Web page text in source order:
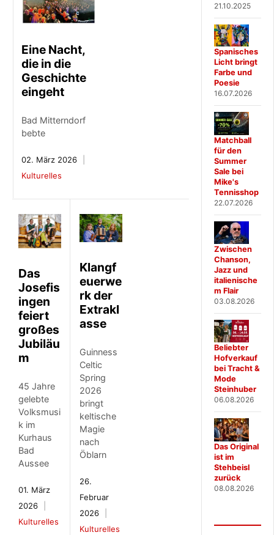
Eine Nacht,
die in die
Geschichte
eingeht
Bad Mitterndorf
bebte
02. März 2026
Kulturelles
Das
Josefis
ingen
feiert
großes
Jubiläu
m
45 Jahre
gelebte
Volksmusi
k im
Kurhaus
Bad
Aussee
01. März
2026
Kulturelles
Klangf
euerwe
rk der
Extrakl
asse
Guinness
Celtic
Spring
2026
bringt
keltische
Magie
nach
Öblarn
26.
Februar
2026
Kulturelles
21.10.2025
Spanisches
Licht bringt
Farbe und
Poesie
16.07.2026
Matchball
für den
Summer
Sale bei
Mike's
Tennisshop
22.07.2026
Zwischen
Chanson,
Jazz und
italienische
m Flair
03.08.2026
Beliebter
Hofverkauf
bei Tracht &
Mode
Steinhuber
06.08.2026
Das Original
ist im
Stehbeisl
zurück
08.08.2026